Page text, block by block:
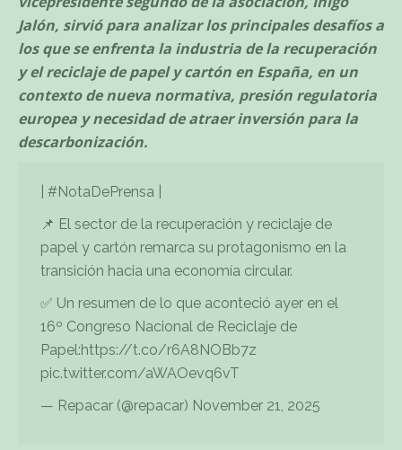
Jalón, sirvió para analizar los principales desafíos a
los que se enfrenta la industria de la recuperación
y el reciclaje de papel y cartón en España, en un
contexto de nueva normativa, presión regulatoria
europea y necesidad de atraer inversión para la
descarbonización.
#NotaDePrensa
📌 El sector de la recuperación y reciclaje de
papel y cartón remarca su protagonismo en la
transición hacia una economía circular.
✅ Un resumen de lo que aconteció ayer en el
16º Congreso Nacional de Reciclaje de
Papel:https://t.co/r6A8NOBb7z
pic.twitter.com/aWAOevq6vT
— Repacar (@repacar) November 21, 2025